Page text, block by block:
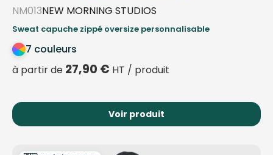
NM013NEW MORNING STUDIOS
Sweat capuche zippé oversize personnalisable
7 couleurs
à partir de 27,90 € HT / produit
Voir produit